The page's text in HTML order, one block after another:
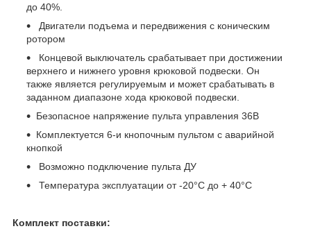
до 40%.
Двигатели подъема и передвижения с коническим
ротором
Концевой выключатель срабатывает при достижении
верхнего и нижнего уровня крюковой подвески. Он
также является регулируемым и может срабатывать в
заданном диапазоне хода крюковой подвески.
Безопасное напряжение пульта управления 36В
Комплектуется 6-и кнопочным пультом с аварийной
кнопкой
Возможно подключение пульта ДУ
Температура эксплуатации от -20°C до + 40°C
Комплект поставки: